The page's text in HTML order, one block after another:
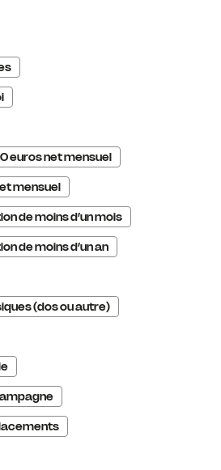
euros net mensuel
mensuel
de moins d’un mois
de moins d’un an
(dos ou autre)